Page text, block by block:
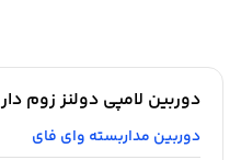
دوربین لامپی دولنز زوم دار
دوربین مداربسته وای فای